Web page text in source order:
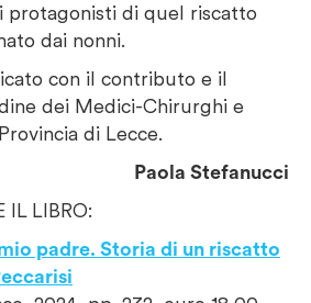
protagonisti di quel riscatto
dai nonni.
con il contributo e il
dei Medici-Chirurghi e
di Lecce.
Paola Stefanucci
IL LIBRO:
padre. Storia di un riscatto